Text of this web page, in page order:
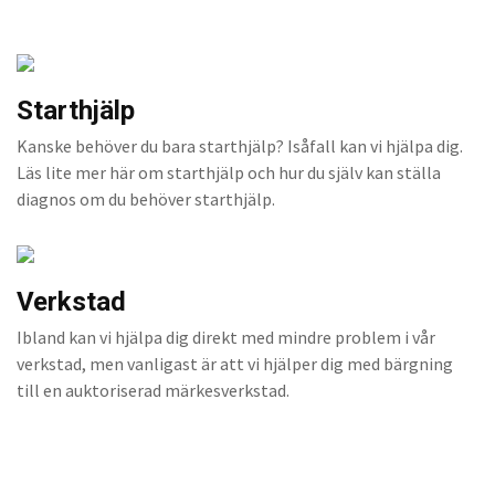
Starthjälp
Kanske behöver du bara starthjälp? Isåfall kan vi hjälpa dig.
Läs lite mer här om starthjälp och hur du själv kan ställa
diagnos om du behöver starthjälp.
Verkstad
Ibland kan vi hjälpa dig direkt med mindre problem i vår
verkstad, men vanligast är att vi hjälper dig med bärgning
till en auktoriserad märkesverkstad.